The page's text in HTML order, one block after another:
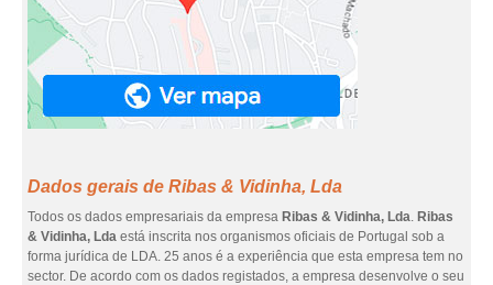
Dados gerais de Ribas & Vidinha, Lda
Todos os dados empresariais da empresa Ribas & Vidinha, Lda. Ribas
& Vidinha, Lda está inscrita nos organismos oficiais de Portugal sob a
forma jurídica de LDA. 25 anos é a experiência que esta empresa tem no
sector. De acordo com os dados registados, a empresa desenvolve o seu